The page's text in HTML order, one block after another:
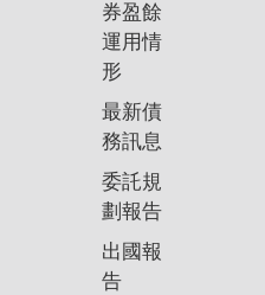
券盈餘
運用情
形
最新債
務訊息
委託規
劃報告
出國報
告